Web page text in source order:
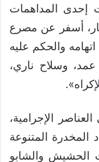
إحدى المداهمات
أسفر عن مصرع
والحكم عليه
وسلاح ناري،
الإجرامية،
المتنوعة
شملت الحشيش والشابو